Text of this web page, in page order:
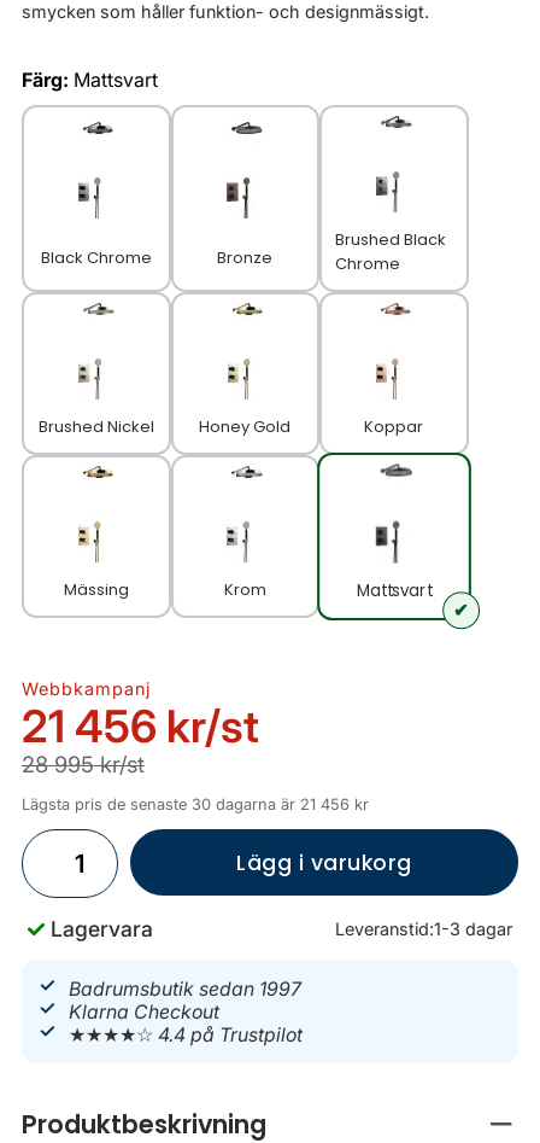
smycken som håller funktion- och designmässigt.
Färg: Mattsvart
Black Chrome Bronze
Brushed Black
Chrome
Brushed Nickel Honey Gold Koppar
Mässing Krom Mattsvart
Webbkampanj
21 456 kr/st
28 995 kr/st
Lägsta pris de senaste 30 dagarna är 21 456 kr
Lägg i varukorg
Lagervara Leveranstid:1-3 dagar
Badrumsbutik sedan 1997
Klarna Checkout
★★★★☆4.4 på Trustpilot
Produktbeskrivning